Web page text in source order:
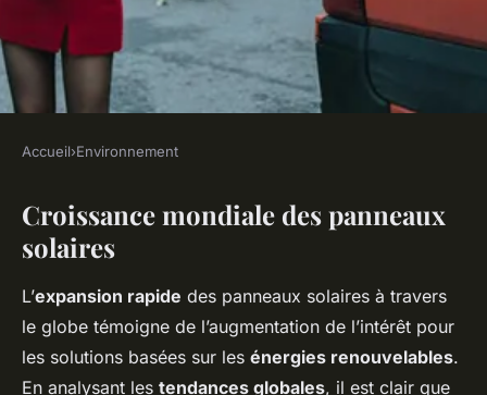
L'essor mondial des panneaux
solaires : Impact et
innovations
Livia • 22 février 2025 • 6 min de lecture
Accueil›Environnement
Croissance mondiale des panneaux
solaires
L’expansion rapide des panneaux solaires à travers
le globe témoigne de l’augmentation de l’intérêt pour
les solutions basées sur les énergies renouvelables.
En analysant les tendances globales, il est clair que